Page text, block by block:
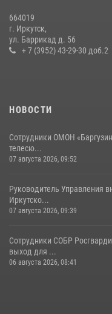
Сотрудники СОБР «Байкал»
условных диверсионных
664019
г. Иркутск,
ул. Баррикад д. 56
+ 7 (3952) 43-29-30 доб.2
НОВОСТИ
Сотрудники ОМОН
телесю...
07 августа 2026, 09:52
Руководитель Управления
Иркутско...
07 августа 2026, 09:39
Сотрудники СОБР
выход для ...
06 августа 2026, 08:41